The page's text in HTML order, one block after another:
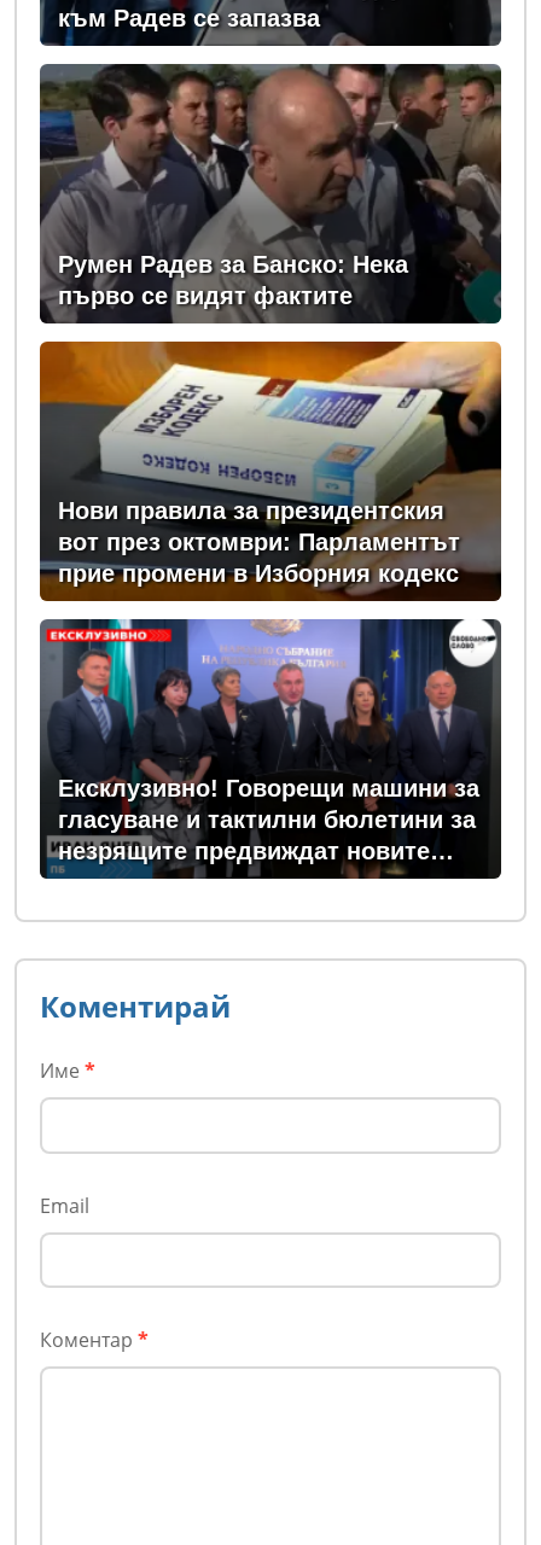
към Радев се запазва
Румен Радев за Банско: Нека
първо се видят фактите
Нови правила за президентския
вот през октомври: Парламентът
прие промени в Изборния кодекс
Ексклузивно! Говорещи машини за
гласуване и тактилни бюлетини за
незрящите предвиждат новите
изборни правила! (ВИДЕО)
Коментирай
Име *
Email
Коментар *